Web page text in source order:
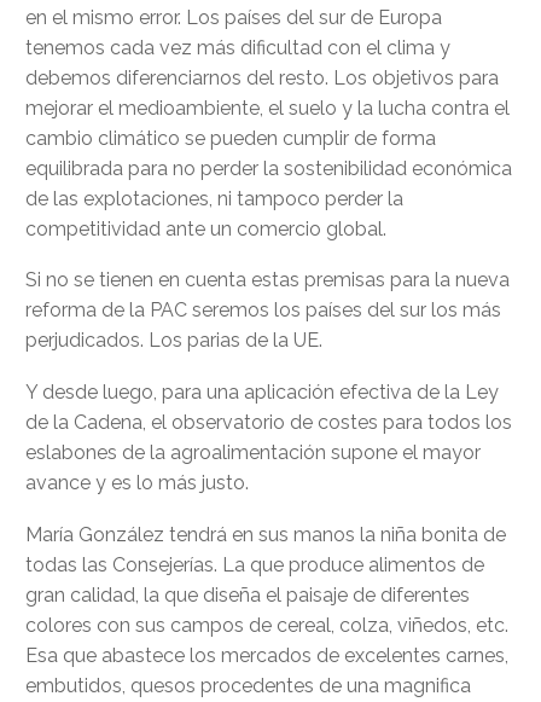
en el mismo error. Los países del sur de Europa
tenemos cada vez más dificultad con el clima y
debemos diferenciarnos del resto. Los objetivos para
mejorar el medioambiente, el suelo y la lucha contra el
cambio climático se pueden cumplir de forma
equilibrada para no perder la sostenibilidad económica
de las explotaciones, ni tampoco perder la
competitividad ante un comercio global.
Si no se tienen en cuenta estas premisas para la nueva
reforma de la PAC seremos los países del sur los más
perjudicados. Los parias de la UE.
Y desde luego, para una aplicación efectiva de la Ley
de la Cadena, el observatorio de costes para todos los
eslabones de la agroalimentación supone el mayor
avance y es lo más justo.
María González tendrá en sus manos la niña bonita de
todas las Consejerías. La que produce alimentos de
gran calidad, la que diseña el paisaje de diferentes
colores con sus campos de cereal, colza, viñedos, etc.
Esa que abastece los mercados de excelentes carnes,
embutidos, quesos procedentes de una magnifica